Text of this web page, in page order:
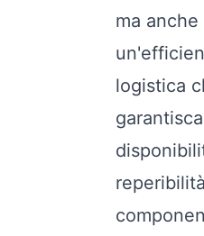
ma anche
logistica
garantisca